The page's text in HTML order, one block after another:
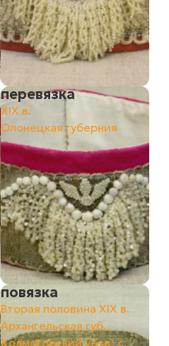
перевязка
ХIХ в.
Олонецкая губерния
повязка
Вторая половина XIX в.
Архангельская губ.,
Холмогорский уезд, с.